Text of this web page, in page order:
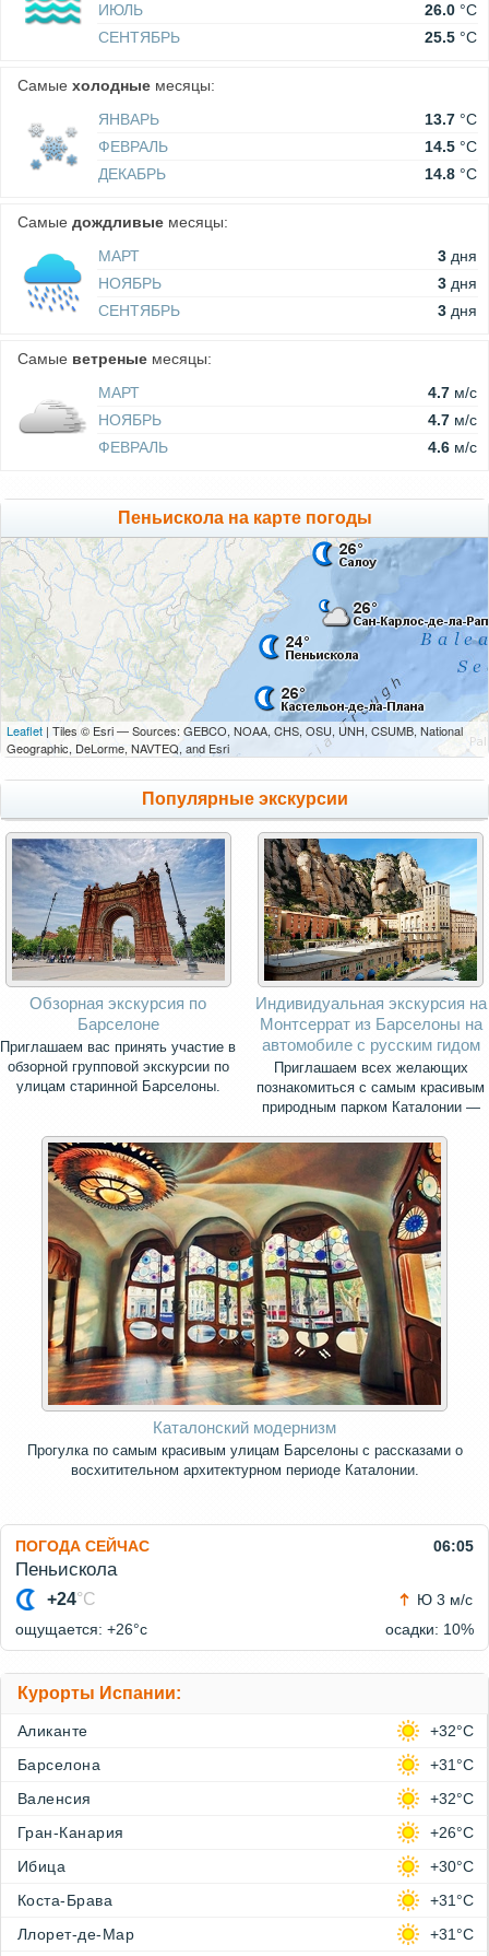
ИЮЛЬ
26.0 °C
СЕНТЯБРЬ
25.5 °C
Самые холодные месяцы:
ЯНВАРЬ
13.7 °C
ФЕВРАЛЬ
14.5 °C
ДЕКАБРЬ
14.8 °C
Самые дождливые месяцы:
МАРТ
3 дня
НОЯБРЬ
3 дня
СЕНТЯБРЬ
3 дня
Самые ветреные месяцы:
МАРТ
4.7 м/c
НОЯБРЬ
4.7 м/c
ФЕВРАЛЬ
4.6 м/c
Пеньискола на карте погоды
Leaflet | Tiles © Esri — Sources: GEBCO, NOAA, CHS, OSU, UNH, CSUMB, National
Geographic, DeLorme, NAVTEQ, and Esri
Популярные экскурсии
Обзорная экскурсия по
Барселоне
Приглашаем вас принять участие в
обзорной групповой экскурсии по
улицам старинной Барселоны.
Индивидуальная экскурсия на
Монтсеррат из Барселоны на
автомобиле с русским гидом
Приглашаем всех желающих
познакомиться с самым красивым
природным парком Каталонии —
Каталонский модернизм
Прогулка по самым красивым улицам Барселоны с рассказами о
восхитительном архитектурном периоде Каталонии.
ПОГОДА СЕЙЧАС 06:05
Пеньискола
+24°C
Ю 3 м/с
ощущается: +26°c
осадки: 10%
Курорты Испании:
Аликанте
+32°C
Барселона
+31°C
Валенсия
+32°C
Гран-Канария
+26°C
Ибица
+30°C
Коста-Брава
+31°C
Ллорет-де-Мар
+31°C